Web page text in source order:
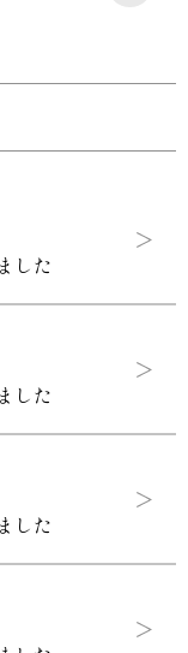
した
した
した